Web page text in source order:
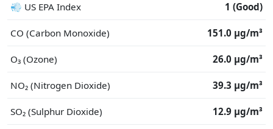
💨 US EPA Index 1 (Good)
CO (Carbon Monoxide) 151.0 μg/m³
O₃ (Ozone) 26.0 μg/m³
NO₂ (Nitrogen Dioxide) 39.3 μg/m³
SO₂ (Sulphur Dioxide) 12.9 μg/m³